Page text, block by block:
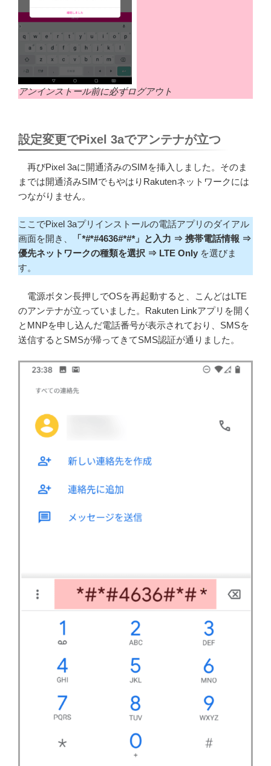
アンインストール前に必ずログアウト
設定変更でPixel 3aでアンテナが立つ
再びPixel 3aに開通済みのSIMを挿入しました。そのま
までは開通済みSIMでもやはりRakutenネットワークには
つながりません。
ここでPixel 3aプリインストールの電話アプリのダイアル
画面を開き、
「*#*#4636#*#*」と入力 ⇒ 携帯電話情報 ⇒
優先ネットワークの種類を選択 ⇒ LTE Only を選びま
す。
電源ボタン長押しでOSを再起動すると、こんどはLTE
のアンテナが立っていました。Rakuten Linkアプリを開く
とMNPを申し込んだ電話番号が表示されており、SMSを
送信するとSMSが帰ってきてSMS認証が通りました。